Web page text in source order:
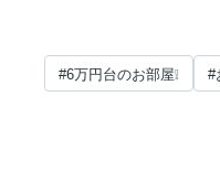
#6万円台のお部屋❕ #